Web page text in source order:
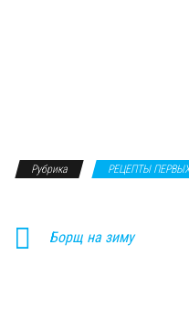
Рубрика РЕЦЕПТЫ
Борщ на зиму